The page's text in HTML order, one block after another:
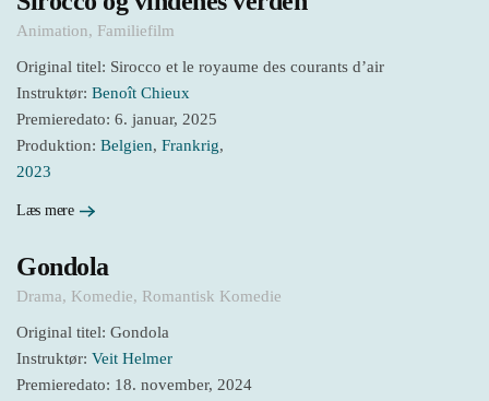
Animation, Familiefilm
Original titel: Sirocco et le royaume des courants d’air
Instruktør: Benoît Chieux
Premieredato: 6. januar, 2025
Produktion: Belgien, Frankrig,
2023
Læs mere
Gondola
Drama, Komedie, Romantisk Komedie
Original titel: Gondola
Instruktør: Veit Helmer
Premieredato: 18. november, 2024